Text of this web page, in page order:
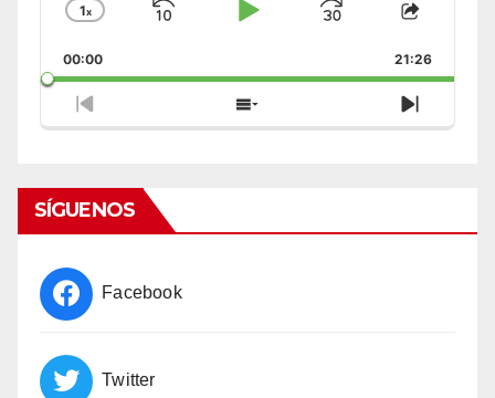
Change
Rate
1x
Skip
Play
Jump
Forward
Share
Episode
00:00 21:26
Previous
Episode
Show
Episodes
Next
Episode
SÍGUENOS
Facebook
Twitter